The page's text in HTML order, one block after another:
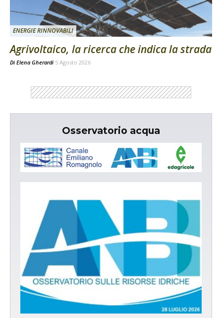
ENERGIE RINNOVABILI
Agrivoltaico, la ricerca che indica la strada
Di Elena Gherardi 5 Agosto 2026
Osservatorio acqua